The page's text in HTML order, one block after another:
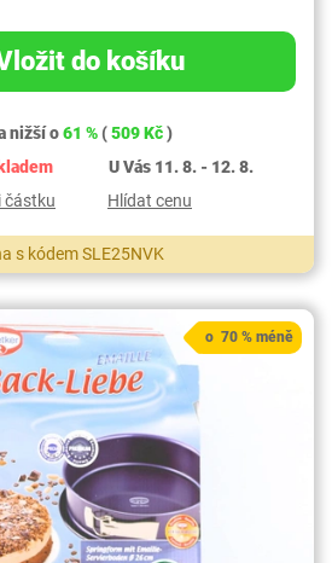
do košíku
nižší o61 %(509 Kč)
U Vás 11. 8. - 12. 8.
částku
Hlídat cenu
s kódem SLE25NVK
o 70 % méně